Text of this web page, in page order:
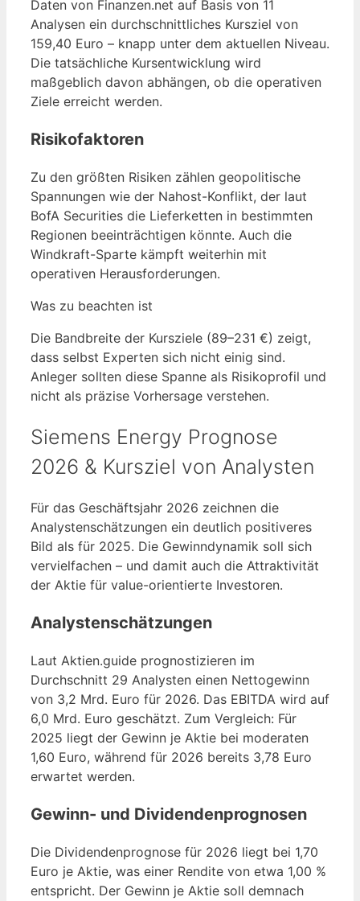
Daten von Finanzen.net auf Basis von 11
Analysen ein durchschnittliches Kursziel von
159,40 Euro – knapp unter dem aktuellen Niveau.
Die tatsächliche Kursentwicklung wird
maßgeblich davon abhängen, ob die operativen
Ziele erreicht werden.
Risikofaktoren
Zu den größten Risiken zählen geopolitische
Spannungen wie der Nahost-Konflikt, der laut
BofA Securities die Lieferketten in bestimmten
Regionen beeinträchtigen könnte. Auch die
Windkraft-Sparte kämpft weiterhin mit
operativen Herausforderungen.
Was zu beachten ist
Die Bandbreite der Kursziele (89–231 €) zeigt,
dass selbst Experten sich nicht einig sind.
Anleger sollten diese Spanne als Risikoprofil und
nicht als präzise Vorhersage verstehen.
Siemens Energy Prognose
2026 & Kursziel von Analysten
Für das Geschäftsjahr 2026 zeichnen die
Analystenschätzungen ein deutlich positiveres
Bild als für 2025. Die Gewinndynamik soll sich
vervielfachen – und damit auch die Attraktivität
der Aktie für value-orientierte Investoren.
Analystenschätzungen
Laut Aktien.guide prognostizieren im
Durchschnitt 29 Analysten einen Nettogewinn
von 3,2 Mrd. Euro für 2026. Das EBITDA wird auf
6,0 Mrd. Euro geschätzt. Zum Vergleich: Für
2025 liegt der Gewinn je Aktie bei moderaten
1,60 Euro, während für 2026 bereits 3,78 Euro
erwartet werden.
Gewinn- und Dividendenprognosen
Die Dividendenprognose für 2026 liegt bei 1,70
Euro je Aktie, was einer Rendite von etwa 1,00 %
entspricht. Der Gewinn je Aktie soll demnach